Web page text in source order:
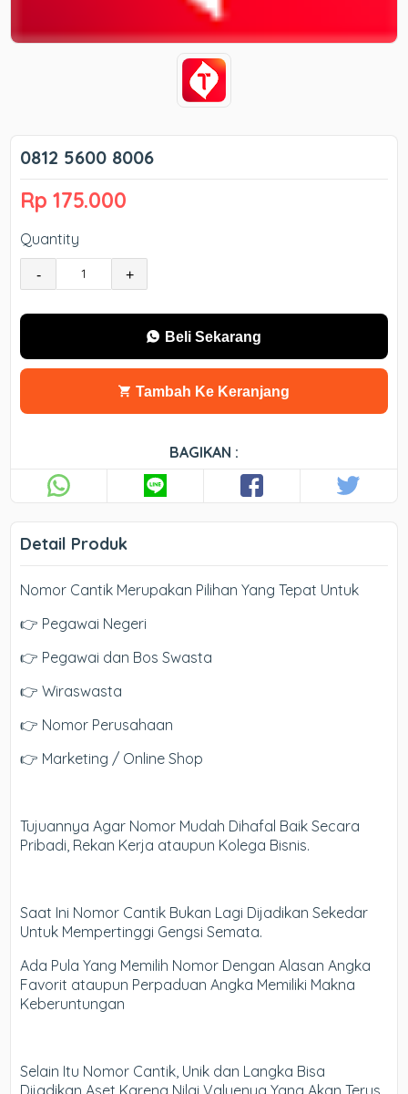
0812 5600 8006
Rp 175.000
Quantity
- +
Beli Sekarang
Tambah Ke Keranjang
BAGIKAN :
Detail Produk
Nomor Cantik Merupakan Pilihan Yang Tepat Untuk
👉 Pegawai Negeri
👉 Pegawai dan Bos Swasta
👉 Wiraswasta
👉 Nomor Perusahaan
👉 Marketing / Online Shop
Tujuannya Agar Nomor Mudah Dihafal Baik Secara
Pribadi, Rekan Kerja ataupun Kolega Bisnis.
Saat Ini Nomor Cantik Bukan Lagi Dijadikan Sekedar
Untuk Mempertinggi Gengsi Semata.
Ada Pula Yang Memilih Nomor Dengan Alasan Angka
Favorit ataupun Perpaduan Angka Memiliki Makna
Keberuntungan
Selain Itu Nomor Cantik, Unik dan Langka Bisa
Dijadikan Aset Karena Nilai Valuenya Yang Akan Terus